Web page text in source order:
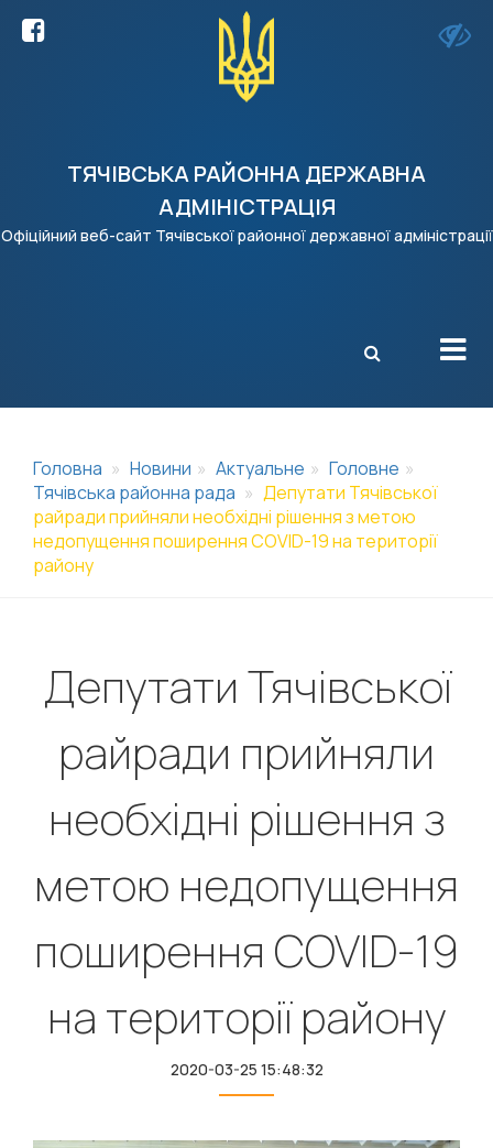
ТЯЧІВСЬКА РАЙОННА ДЕРЖАВНА
АДМІНІСТРАЦІЯ
Офіційний веб-сайт Тячівської районної державної адміністрації
Головна Новини Актуальне
Головне
Тячівська районна рада
Депутати Тячівської
райради прийняли необхідні рішення з метою
недопущення поширення COVID-19 на території
району
Депутати Тячівської
райради прийняли
необхідні рішення з
метою недопущення
поширення COVID-19
на території району
2020-03-25 15:48:32